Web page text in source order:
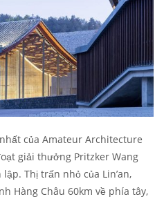
của Amateur Architecture
giải thưởng Pritzker Wang
Thị trấn nhỏ của Lin’an,
Hàng Châu 60km về phía tây,